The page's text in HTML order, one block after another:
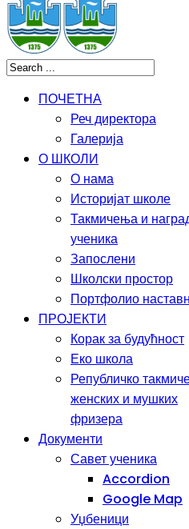
ПОЧЕТНА
Реч директора
Галерија
О ШКОЛИ
О нама
Историјат школе
Такмичења и
ученика
Запослени
Школски простор
Портфолио
ПРОЈЕКТИ
Корак за будућност
Еко школа
Републичко
женских и мушких
фризера
Документи
Савет ученика
Accordion
Google Map
Уџбеници